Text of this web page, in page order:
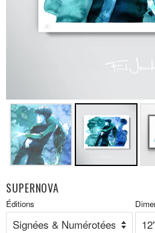
SUPERNOVA
Prix
réduit
Éditions